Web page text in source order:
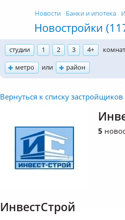
Новостройки
Новости Банки и ипотека
студии 1 2 3 4+
метро
или район
Вернуться к списку застройщиков
5
ИнвестСтрой